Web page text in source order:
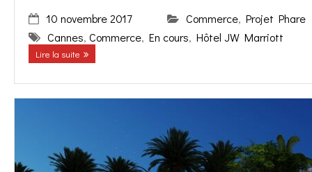
10 novembre 2017 Commerce, Projet Phare
Cannes, Commerce, En cours, Hôtel JW Marriott
Lire la suite